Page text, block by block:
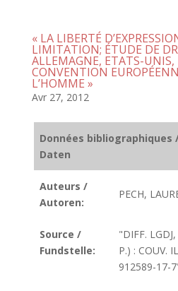
« LA LIBERTÉ
LIMITATION; ÉTUDE DE
ALLEMAGNE, ETATS-UNIS,
CONVENTION
L’HOMME »
Avr 27, 2012
Données bibliographiques
Daten
Auteurs /
Autoren:
PECH,
Source /
Fundstelle:
"DIFF.
P.) : COUV.
912589-17-